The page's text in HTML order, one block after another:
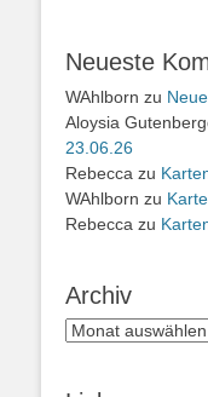
Neueste
WAhlborn zu
Aloysia
23.06.26
Rebecca zu
WAhlborn zu
Rebecca zu
Archiv
Archiv